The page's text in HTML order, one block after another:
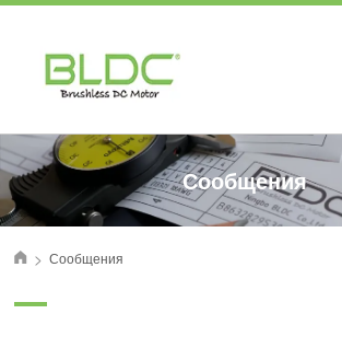
Сообщения
首页
> Сообщения